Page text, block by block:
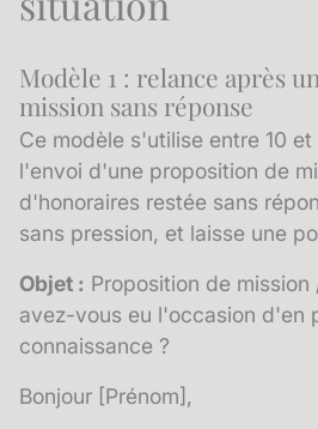
Modèle 1 : relance après
mission sans réponse
Ce modèle s'utilise entre 10 et
l'envoi d'une proposition de
d'honoraires restée sans
sans pression, et laisse une
Objet : Proposition de
avez-vous eu l'occasion d'en
connaissance ?
Bonjour [Prénom],